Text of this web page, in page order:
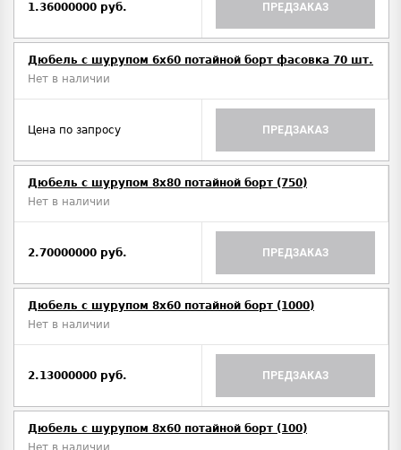
1.36000000 руб. ПРЕДЗАКАЗ
Дюбель с шурупом 6х60 потайной борт фасовка 70 шт.
Нет в наличии
Цена по запросу ПРЕДЗАКАЗ
Дюбель с шурупом 8х80 потайной борт (750)
Нет в наличии
2.70000000 руб. ПРЕДЗАКАЗ
Дюбель с шурупом 8х60 потайной борт (1000)
Нет в наличии
2.13000000 руб. ПРЕДЗАКАЗ
Дюбель с шурупом 8х60 потайной борт (100)